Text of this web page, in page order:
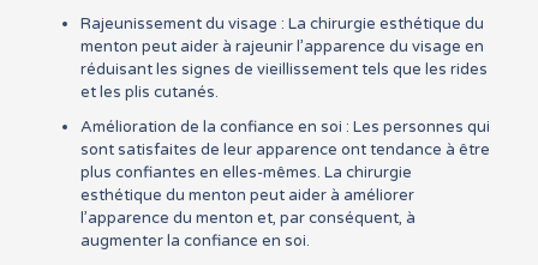
Rajeunissement du visage : La chirurgie esthétique du
menton peut aider à rajeunir l’apparence du visage en
réduisant les signes de vieillissement tels que les rides
et les plis cutanés.
Amélioration de la confiance en soi : Les personnes qui
sont satisfaites de leur apparence ont tendance à être
plus confiantes en elles-mêmes. La chirurgie
esthétique du menton peut aider à améliorer
l’apparence du menton et, par conséquent, à
augmenter la confiance en soi.